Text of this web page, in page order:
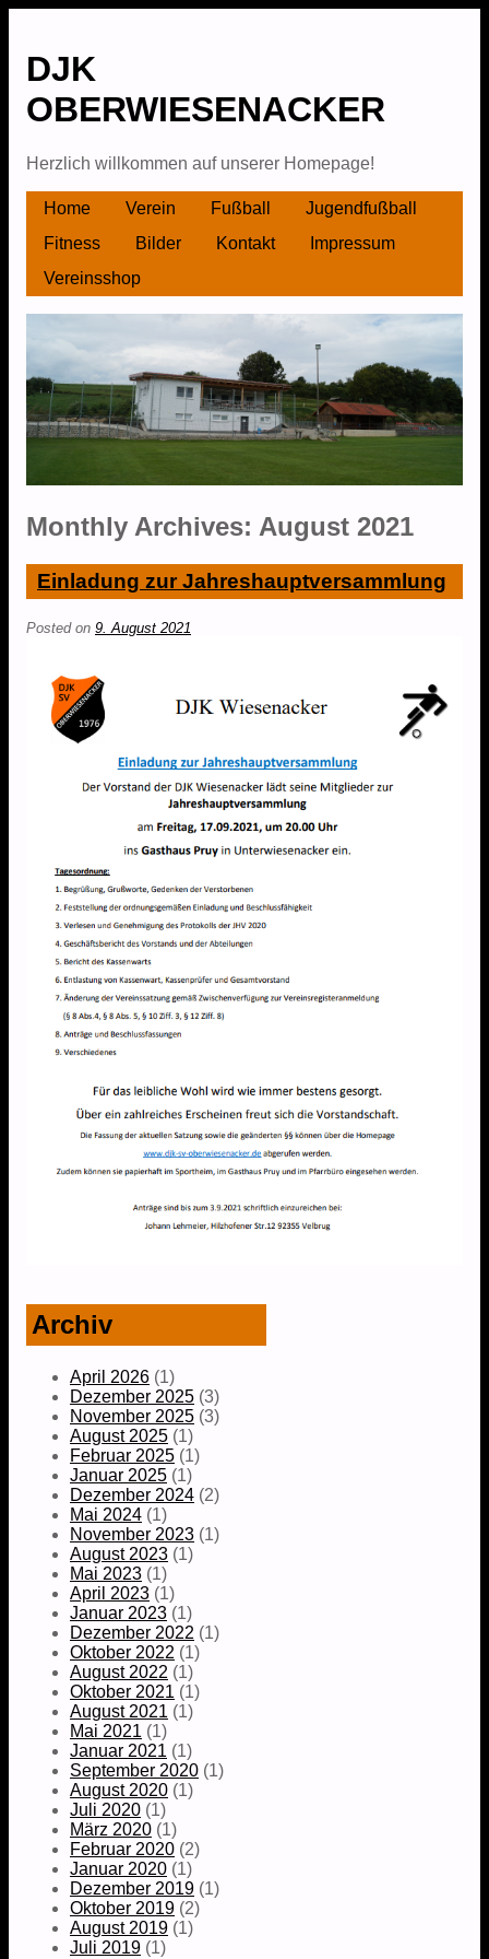
DJK
OBERWIESENACKER
Herzlich willkommen auf unserer Homepage!
Skip
to
content
Home Verein Fußball
Jugendfußball
Fitness
Bilder Kontakt
Impressum
Vereinsshop
Monthly Archives: August 2021
Einladung zur Jahreshauptversammlung
Posted on 9. August 2021
Post navigation
Archiv
April 2026 (1)
Dezember 2025 (3)
November 2025 (3)
August 2025 (1)
Februar 2025 (1)
Januar 2025 (1)
Dezember 2024 (2)
Mai 2024 (1)
November 2023 (1)
August 2023 (1)
Mai 2023 (1)
April 2023 (1)
Januar 2023 (1)
Dezember 2022 (1)
Oktober 2022 (1)
August 2022 (1)
Oktober 2021 (1)
August 2021 (1)
Mai 2021 (1)
Januar 2021 (1)
September 2020 (1)
August 2020 (1)
Juli 2020 (1)
März 2020 (1)
Februar 2020 (2)
Januar 2020 (1)
Dezember 2019 (1)
Oktober 2019 (2)
August 2019 (1)
Juli 2019 (1)